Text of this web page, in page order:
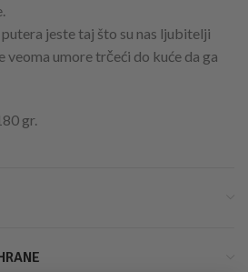
jeste taj što su nas ljubitelji
veoma umore trčeći do kuće da ga
gr.